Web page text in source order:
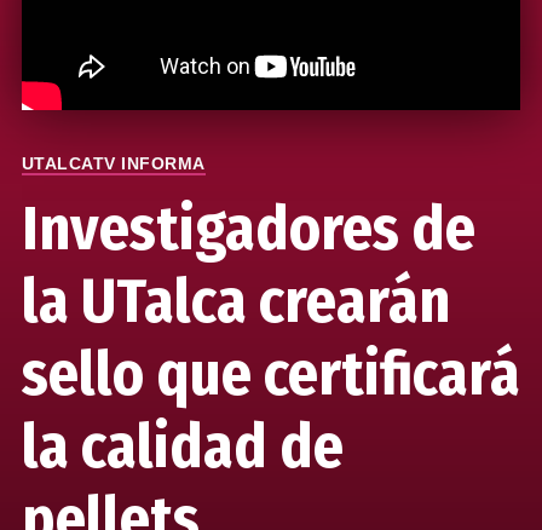
UTALCATV INFORMA
Investigadores de
la UTalca crearán
sello que certificará
la calidad de